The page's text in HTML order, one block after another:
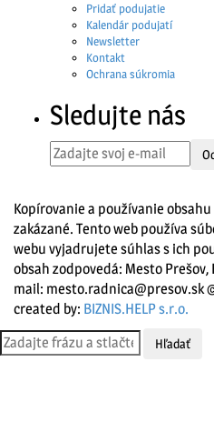
Pridať podujatie
Kalendár podujatí
Newsletter
Kontakt
Ochrana súkromia
Sledujte nás
Kopírovanie a používanie
zakázané. Tento web používa
webu vyjadrujete súhlas s ich
obsah zodpovedá: Mesto Prešov,
mail: mesto.radnica@presov.sk
created by: BIZNIS.HELP s.r.o.